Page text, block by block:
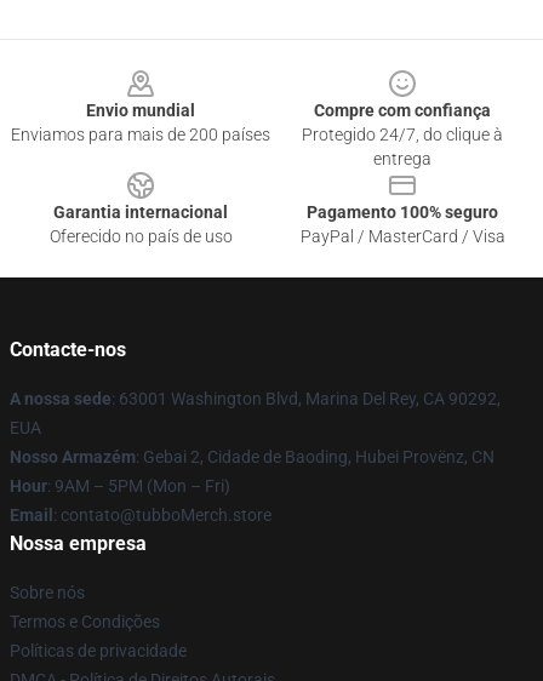
Envio mundial
Enviamos para mais de 200 países
Compre com confiança
Protegido 24/7, do clique à
entrega
Garantia internacional
Oferecido no país de uso
Pagamento 100% seguro
PayPal / MasterCard / Visa
Contacte-nos
A nossa sede: 63001 Washington Blvd, Marina Del Rey, CA 90292,
EUA
Nosso Armazém: Gebai 2, Cidade de Baoding, Hubei Provënz, CN
Hour: 9AM – 5PM (Mon – Fri)
Email : contato@tubboMerch.store
Nossa empresa
Sobre nós
Termos e Condições
Políticas de privacidade